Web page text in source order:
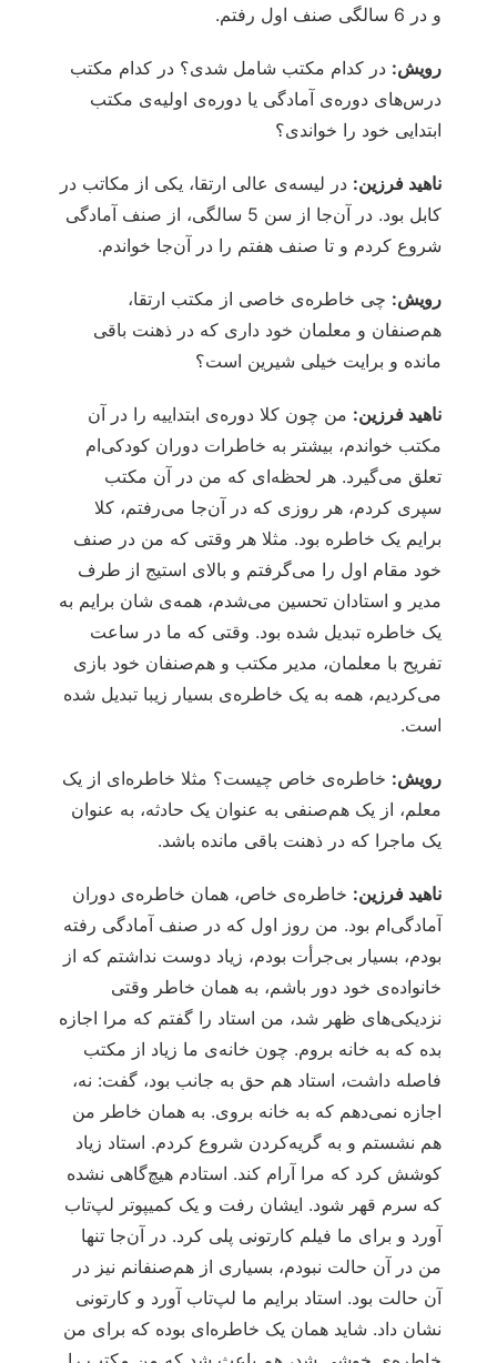
و در 6 سالگی صنف اول رفتم.
رویش: در کدام مکتب شامل شدی؟ در کدام مکتب
درس‌های دوره‌ی آمادگی یا دوره‌ی اولیه‌ی مکتب
ابتدایی خود را خواندی؟
ناهید فرزین: در لیسه‌ی عالی ارتقا، یکی از مکاتب در
کابل بود. در آن‌جا از سن 5 سالگی، از صنف آمادگی
شروع کردم و تا صنف هفتم را در آن‌جا خواندم.
رویش: چی خاطره‌ی خاصی از مکتب ارتقا،
هم‌صنفان و معلمان خود داری که در ذهنت باقی
مانده و برایت خیلی شیرین است؟
ناهید فرزین: من چون کلا دوره‌ی ابتداییه را در آن
مکتب خواندم، بیشتر به خاطرات دوران کودکی‌ام
تعلق می‌گیرد. هر لحظه‌ای که من در آن مکتب
سپری کردم، هر روزی که در آن‌جا می‌رفتم، کلا
برایم یک خاطره بود. مثلا هر وقتی که من در صنف
خود مقام اول را می‌گرفتم و بالای استیج از طرف
مدیر و استادان تحسین می‌شدم، همه‌ی شان برایم به
یک خاطره تبدیل شده بود. وقتی که ما در ساعت
تفریح با معلمان، مدیر مکتب و هم‌صنفان خود بازی
می‌کردیم، همه به یک خاطره‌ی بسیار زیبا تبدیل شده
است.
رویش: خاطره‌ی خاص چیست؟ مثلا خاطره‌ای از یک
معلم، از یک هم‌صنفی به عنوان یک حادثه، به عنوان
یک ماجرا که در ذهنت باقی مانده باشد.
ناهید فرزین: خاطره‌ی خاص، همان خاطره‌ی دوران
آمادگی‌ام بود. من روز اول که در صنف آمادگی رفته
بودم، بسیار بی‌جرأت بودم، زیاد دوست نداشتم که از
خانواده‌ی خود دور باشم، به همان خاطر وقتی
نزدیکی‌های ظهر شد، من استاد را گفتم که مرا اجازه
بده که به خانه بروم. چون خانه‌ی ما زیاد از مکتب
فاصله داشت، استاد هم حق به جانب بود، گفت: نه،
اجازه نمی‌دهم که به خانه بروی. به همان خاطر من
هم نشستم و به گریه‌کردن شروع کردم. استاد زیاد
کوشش کرد که مرا آرام کند. استادم هیچ‌گاهی نشده
که سرم قهر شود. ایشان رفت و یک کمیپوتر لپ‌تاب
آورد و برای ما فیلم کارتونی پلی کرد. در آن‌جا تنها
من در آن حالت نبودم، بسیاری از هم‌صنفانم نیز در
آن حالت بود. استاد برایم ما لپ‌تاب آورد و کارتونی
نشان داد. شاید همان یک خاطره‌ای بوده که برای من